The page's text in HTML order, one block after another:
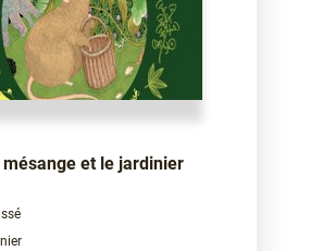
mésange et le jardinier